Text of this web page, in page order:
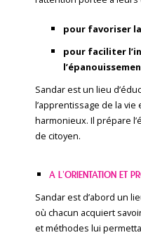
pour favoriser
pour faciliter
Sandar est un lieu
l’apprentissage de la
harmonieux. Il prépare
de citoyen.
A L’ORIENTATION ET
Sandar est d’abord un
où chacun acquiert
et méthodes lui